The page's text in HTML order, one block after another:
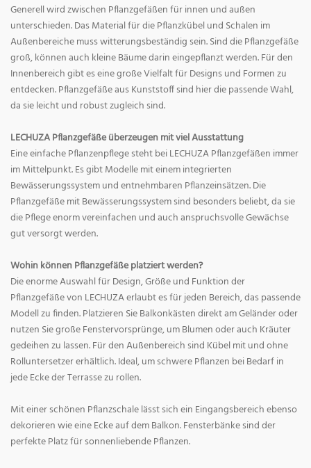
Generell wird zwischen Pflanzgefäßen für innen und außen
unterschieden. Das Material für die Pflanzkübel und Schalen im
Außenbereiche muss witterungsbeständig sein. Sind die Pflanzgefäße
groß, können auch kleine Bäume darin eingepflanzt werden. Für den
Innenbereich gibt es eine große Vielfalt für Designs und Formen zu
entdecken. Pflanzgefäße aus Kunststoff sind hier die passende Wahl,
da sie leicht und robust zugleich sind.
LECHUZA Pflanzgefäße überzeugen mit viel Ausstattung
Eine einfache Pflanzenpflege steht bei LECHUZA Pflanzgefäßen immer
im Mittelpunkt. Es gibt Modelle mit einem integrierten
Bewässerungssystem und entnehmbaren Pflanzeinsätzen. Die
Pflanzgefäße mit Bewässerungssystem sind besonders beliebt, da sie
die Pflege enorm vereinfachen und auch anspruchsvolle Gewächse
gut versorgt werden.
Wohin können Pflanzgefäße platziert werden?
Die enorme Auswahl für Design, Größe und Funktion der
Pflanzgefäße von LECHUZA erlaubt es für jeden Bereich, das passende
Modell zu finden. Platzieren Sie Balkonkästen direkt am Geländer oder
nutzen Sie große Fenstervorsprünge, um Blumen oder auch Kräuter
gedeihen zu lassen. Für den Außenbereich sind Kübel mit und ohne
Rolluntersetzer erhältlich. Ideal, um schwere Pflanzen bei Bedarf in
jede Ecke der Terrasse zu rollen.
Mit einer schönen Pflanzschale lässt sich ein Eingangsbereich ebenso
dekorieren wie eine Ecke auf dem Balkon. Fensterbänke sind der
perfekte Platz für sonnenliebende Pflanzen.